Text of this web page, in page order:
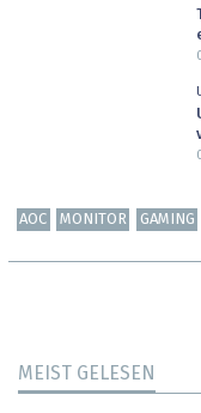
AOC MONITOR GAMING
MEIST GELESEN